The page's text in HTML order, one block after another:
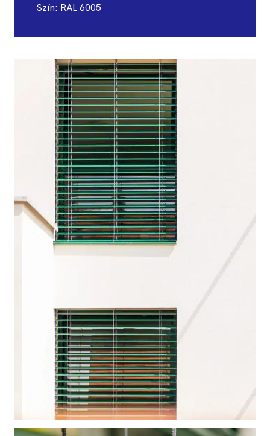
Szín: ​RAL 6005